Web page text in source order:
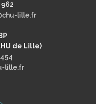
lille.fr
de Lille)
lille.fr